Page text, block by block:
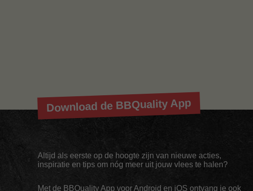
Download de BBQuality App
Altijd als eerste op de hoogte zijn van nieuwe acties,
inspiratie en tips om nóg meer uit jouw vlees te halen?
Met de BBQuality App voor Android en iOS ontvang je ook